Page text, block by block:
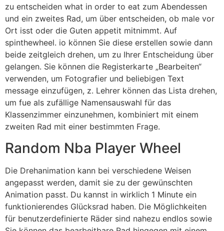
zu entscheiden what in order to eat zum Abendessen
und ein zweites Rad, um über entscheiden, ob male vor
Ort isst oder die Guten appetit mitnimmt. Auf
spinthewheel. io können Sie diese erstellen sowie dann
beide zeitgleich drehen, um zu Ihrer Entscheidung über
gelangen. Sie können die Registerkarte „Bearbeiten“
verwenden, um Fotografier und beliebigen Text
message einzufügen, z. Lehrer können das Lista drehen,
um fue als zufällige Namensauswahl für das
Klassenzimmer einzunehmen, kombiniert mit einem
zweiten Rad mit einer bestimmten Frage.
Random Nba Player Wheel
Die Drehanimation kann bei verschiedene Weisen
angepasst werden, damit sie zu der gewünschten
Animation passt. Du kannst in wirklich 1 Minute ein
funktionierendes Glücksrad haben. Die Möglichkeiten
für benutzerdefinierte Räder sind nahezu endlos sowie